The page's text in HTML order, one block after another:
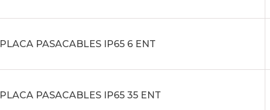
PLACA PASACABLES IP65 6 ENT
PLACA PASACABLES IP65 35 ENT